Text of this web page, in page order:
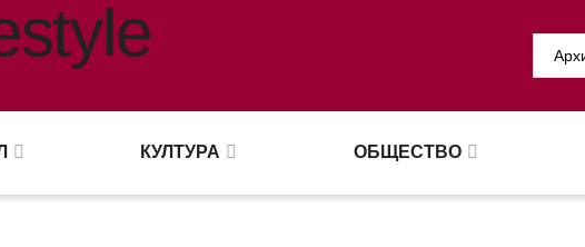
КУЛТУРА ОБЩЕСТВО